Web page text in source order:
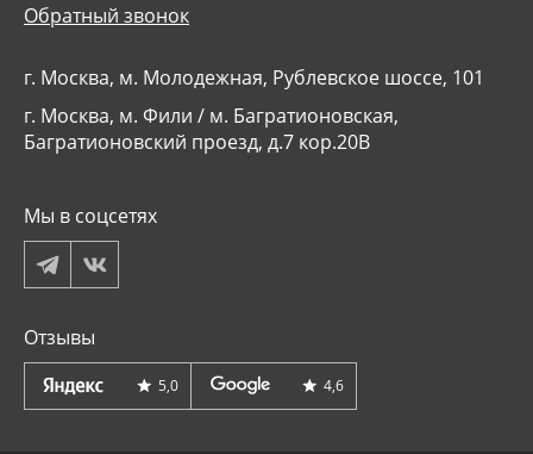
Обратный звонок
г. Москва, м. Молодежная, Рублевское шоссе, 101
г. Москва, м. Фили / м. Багратионовская,
Багратионовский проезд, д.7 кор.20В
Мы в соцсетях
Отзывы
5,0 4,6